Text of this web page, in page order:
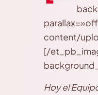
content/
[/
Hoy el